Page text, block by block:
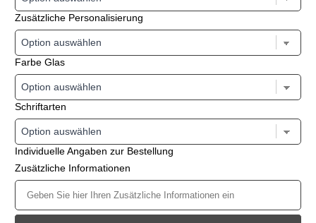
Zusätzliche Personalisierung
Farbe Glas
Schriftarten
Individuelle Angaben zur Bestellung
Zusätzliche Informationen